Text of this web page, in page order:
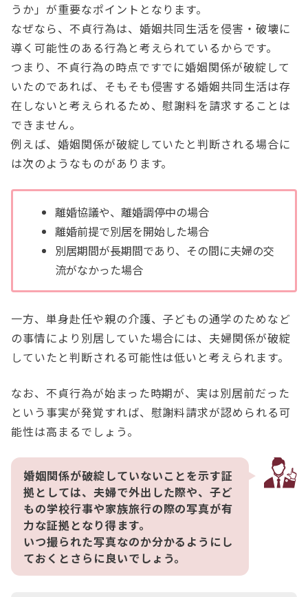
うか」が重要なポイントとなります。
なぜなら、不貞行為は、婚姻共同生活を侵害・破壊に
導く可能性のある行為と考えられているからです。
つまり、不貞行為の時点ですでに婚姻関係が破綻して
いたのであれば、そもそも侵害する婚姻共同生活は存
在しないと考えられるため、慰謝料を請求することは
できません。
例えば、婚姻関係が破綻していたと判断される場合に
は次のようなものがあります。
離婚協議や、離婚調停中の場合
離婚前提で別居を開始した場合
別居期間が長期間であり、その間に夫婦の交
流がなかった場合
一方、単身赴任や親の介護、子どもの通学のためなど
の事情により別居していた場合には、夫婦関係が破綻
していたと判断される可能性は低いと考えられます。
なお、不貞行為が始まった時期が、実は別居前だった
という事実が発覚すれば、慰謝料請求が認められる可
能性は高まるでしょう。
婚姻関係が破綻していないことを示す証
拠としては、夫婦で外出した際や、子ど
もの学校行事や家族旅行の際の写真が有
力な証拠となり得ます。
いつ撮られた写真なのか分かるようにし
ておくとさらに良いでしょう。